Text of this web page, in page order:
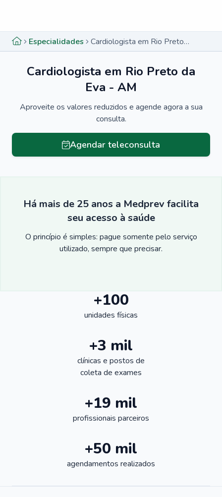
Especialidades Cardiologista em Rio Preto da Eva - AM
Cardiologista em Rio Preto da
Eva - AM
Aproveite os valores reduzidos e agende agora a sua
consulta.
Agendar teleconsulta
Há mais de 25 anos a Medprev facilita
seu acesso à saúde
O princípio é simples: pague somente pelo serviço
utilizado, sempre que precisar.
+100
unidades físicas
+3 mil
clínicas e postos de
coleta de exames
+19 mil
profissionais parceiros
+50 mil
agendamentos realizados